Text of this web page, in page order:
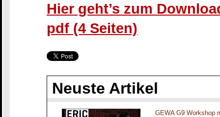
Hier geht’s zum
pdf (4 Seiten)
Neuste Artikel
GEWA G9 Workshop